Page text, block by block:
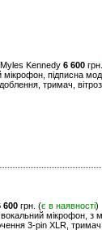
Kennedy 6 600
підписна
тримач,
600 грн. (є в наявності)
мікрофон, з
3-pin XLR, тримач,